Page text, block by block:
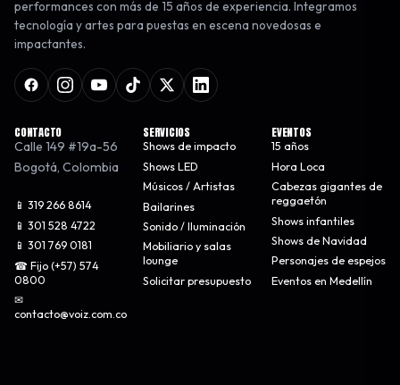
performances con más de 15 años de experiencia. Integramos
tecnología y artes para puestas en escena novedosas e
impactantes.
CONTACTO
Calle 149 #19a-56
Bogotá, Colombia
📱 319 266 8614
📱 301 528 4722
📱 301 769 0181
☎ Fijo (+57) 574
0800
✉
contacto@voiz.com.co
SERVICIOS
Shows de impacto
Shows LED
Músicos / Artistas
Bailarines
Sonido / Iluminación
Mobiliario y salas
lounge
Solicitar presupuesto
EVENTOS
15 años
Hora Loca
Cabezas gigantes de
reggaetón
Shows infantiles
Shows de Navidad
Personajes de espejos
Eventos en Medellín